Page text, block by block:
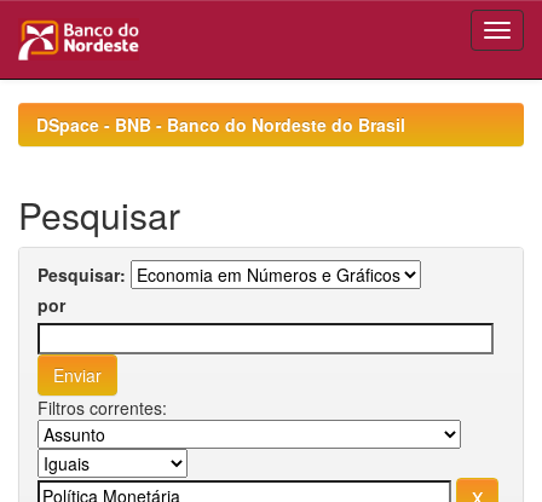
navigationDSpace - BNB - Banco do Nordeste do Brasil
Pesquisar
Pesquisar:
por
Filtros correntes: